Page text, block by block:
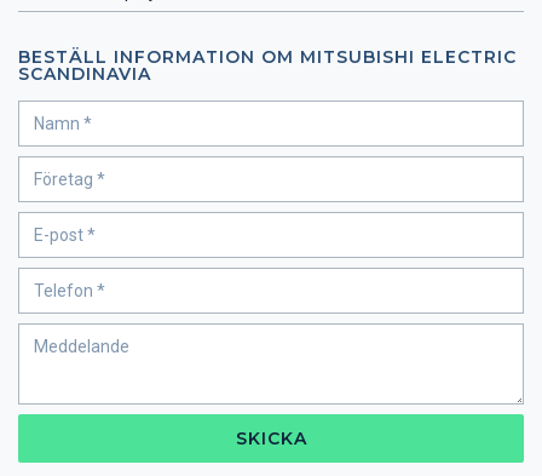
BESTÄLL INFORMATION OM MITSUBISHI ELECTRIC
SCANDINAVIA
SKICKA